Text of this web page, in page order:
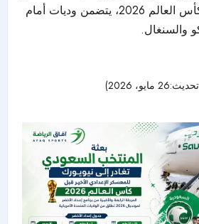
إعدادي أخير قبل كأس العالم 2026، يتضمن وديات أمام
والسنغال.